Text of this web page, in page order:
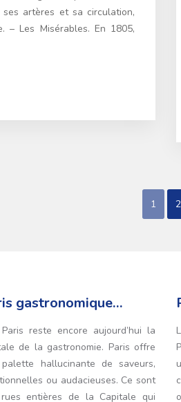
ses artères et sa circulation,
– Les Misérables. En 1805,
1 2
gastronomique…
reste encore aujourd’hui la
de la gastronomie. Paris offre
hallucinante de saveurs,
ou audacieuses. Ce sont
entières de la Capitale qui